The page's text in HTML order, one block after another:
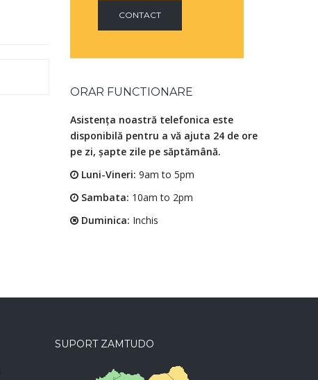
CONTACT
ORAR FUNCTIONARE
Asistența noastră telefonica este
disponibilă pentru a vă ajuta 24 de ore
pe zi, șapte zile pe săptămână.
Luni-Vineri: 9am to 5pm
Sambata: 10am to 2pm
Duminica: Inchis
SUPORT ZAMTUDO